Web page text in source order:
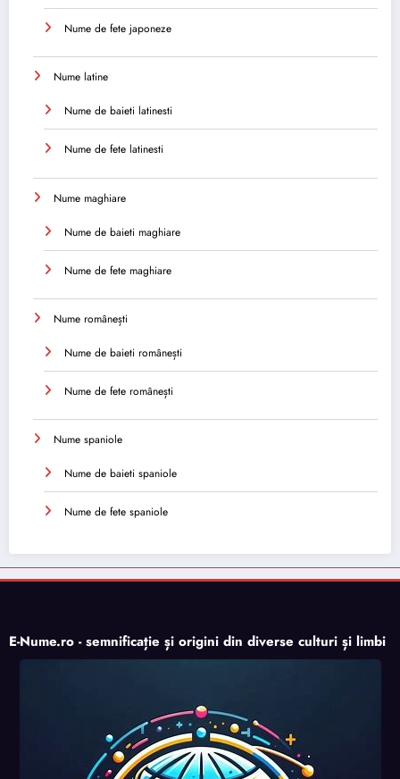
Nume de fete japoneze
Nume latine
Nume de baieti latinesti
Nume de fete latinesti
Nume maghiare
Nume de baieti maghiare
Nume de fete maghiare
Nume românești
Nume de baieti românești
Nume de fete românești
Nume spaniole
Nume de baieti spaniole
Nume de fete spaniole
E-Nume.ro - semnificație și origini din diverse culturi și limbi